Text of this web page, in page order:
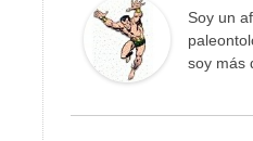
Soy un
soy más